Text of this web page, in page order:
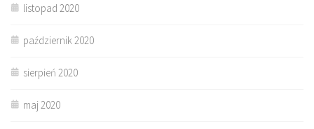
listopad 2020
październik 2020
sierpień 2020
maj 2020